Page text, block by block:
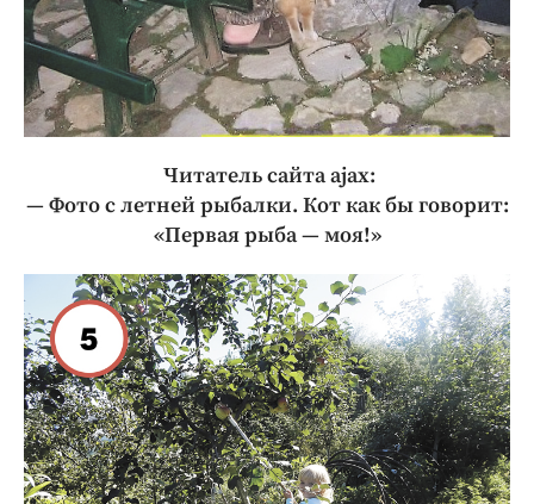
Читатель сайта ajax:
— Фото с летней рыбалки. Кот как бы говорит:
«Первая рыба — моя!»